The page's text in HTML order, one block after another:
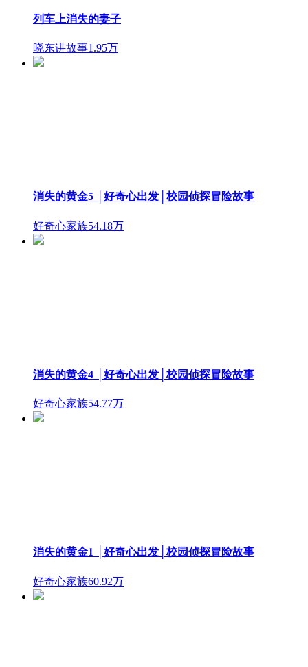
列车上消失的妻子
晓东讲故事1.95万
消失的黄金5 │好奇心出发│校园侦探冒险故事
好奇心家族54.18万
消失的黄金4 │好奇心出发│校园侦探冒险故事
好奇心家族54.77万
消失的黄金1 │好奇心出发│校园侦探冒险故事
好奇心家族60.92万